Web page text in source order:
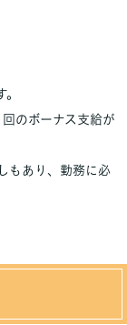
のボーナス支給が
もあり、勤務に必